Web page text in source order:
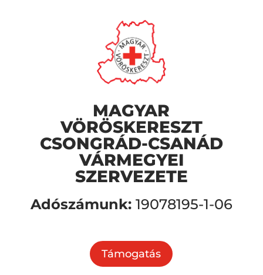
MAGYAR
VÖRÖSKERESZT
CSONGRÁD-CSANÁD
VÁRMEGYEI
SZERVEZETE
Adószámunk: 19078195-1-06
Támogatás